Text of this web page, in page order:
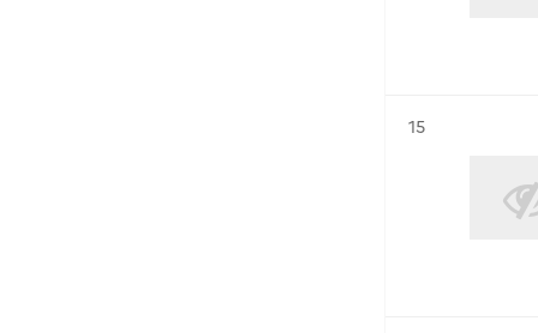
Résultat n°
15